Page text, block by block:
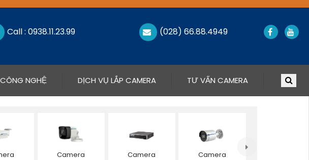
Call : 0938.11.23.99 (028) 66.88.4949
NGHỆ DỊCH VỤ LẮP CAMERA TƯ VẤN CAMERA
Camera
Camera
Camera